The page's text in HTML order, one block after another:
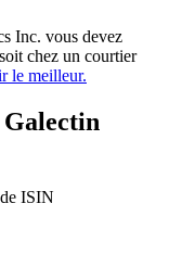
Inc. vous devez
chez un courtier
le meilleur.
Galectin
ISIN